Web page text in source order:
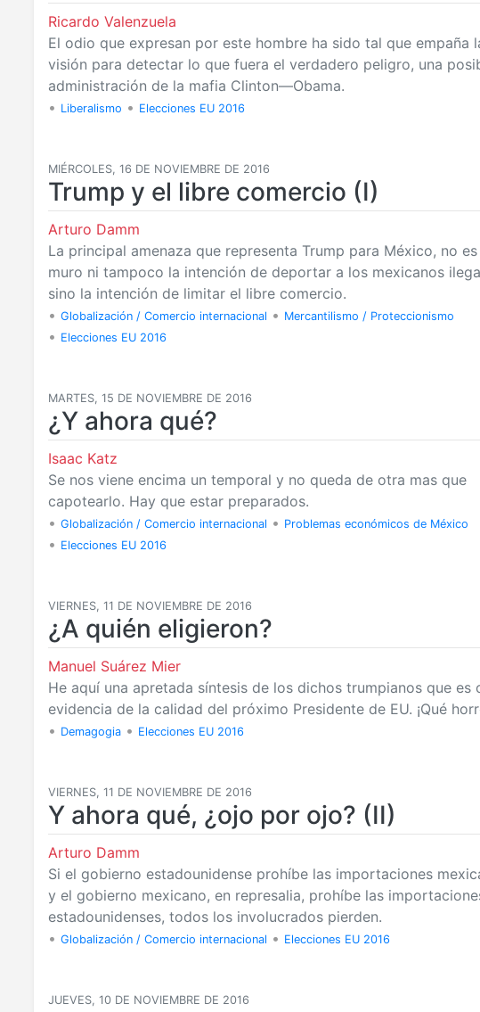
Ricardo Valenzuela
El odio que expresan por este hombre ha sido tal que empaña
visión para detectar lo que fuera el verdadero peligro, una
administración de la mafia Clinton—Obama.
• Liberalismo • Elecciones EU 2016
MIÉRCOLES, 16 DE NOVIEMBRE DE 2016
Trump y el libre comercio (I)
Arturo Damm
La principal amenaza que representa Trump para México, no es
muro ni tampoco la intención de deportar a los mexicanos
sino la intención de limitar el libre comercio.
• Globalización / Comercio internacional • Mercantilismo / Proteccionismo
• Elecciones EU 2016
MARTES, 15 DE NOVIEMBRE DE 2016
¿Y ahora qué?
Isaac Katz
Se nos viene encima un temporal y no queda de otra mas que
capotearlo. Hay que estar preparados.
• Globalización / Comercio internacional • Problemas económicos de México
• Elecciones EU 2016
VIERNES, 11 DE NOVIEMBRE DE 2016
¿A quién eligieron?
Manuel Suárez Mier
He aquí una apretada síntesis de los dichos trumpianos que es
evidencia de la calidad del próximo Presidente de EU. ¡Qué
• Demagogia • Elecciones EU 2016
VIERNES, 11 DE NOVIEMBRE DE 2016
Y ahora qué, ¿ojo por ojo? (II)
Arturo Damm
Si el gobierno estadounidense prohíbe las importaciones
y el gobierno mexicano, en represalia, prohíbe las
estadounidenses, todos los involucrados pierden.
• Globalización / Comercio internacional • Elecciones EU 2016
JUEVES, 10 DE NOVIEMBRE DE 2016